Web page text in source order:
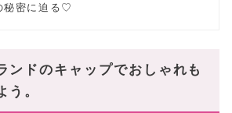
秘密に迫る♡
ンドのキャップでおしゃれも
う。